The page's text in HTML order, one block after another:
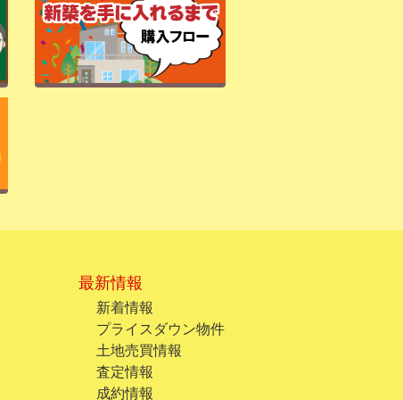
最新情報
新着情報
プライスダウン物件
土地売買情報
査定情報
成約情報